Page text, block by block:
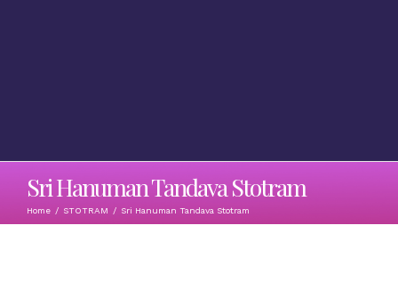
Sri Hanuman Tandava Stotram
Home / STOTRAM / Sri Hanuman Tandava Stotram